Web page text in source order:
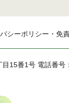
シーポリシー・免
目15番1号 電話番号